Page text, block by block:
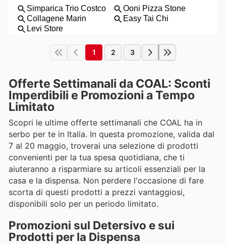
1 2 3
Offerte Settimanali da COAL: Sconti
Imperdibili e Promozioni a Tempo
Limitato
Scopri le ultime offerte settimanali che COAL ha in
serbo per te in Italia. In questa promozione, valida dal
7 al 20 maggio, troverai una selezione di prodotti
convenienti per la tua spesa quotidiana, che ti
aiuteranno a risparmiare su articoli essenziali per la
casa e la dispensa. Non perdere l'occasione di fare
scorta di questi prodotti a prezzi vantaggiosi,
disponibili solo per un periodo limitato.
Promozioni sul Detersivo e sui
Prodotti per la Dispensa